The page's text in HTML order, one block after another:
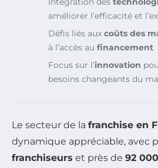
améliorer l’efficacité et
Défis liés aux coûts des
à l’accès au financement
Focus sur l’innovation
besoins changeants du
Le secteur de la franchise en
dynamique appréciable, avec
franchiseurs et près de 92